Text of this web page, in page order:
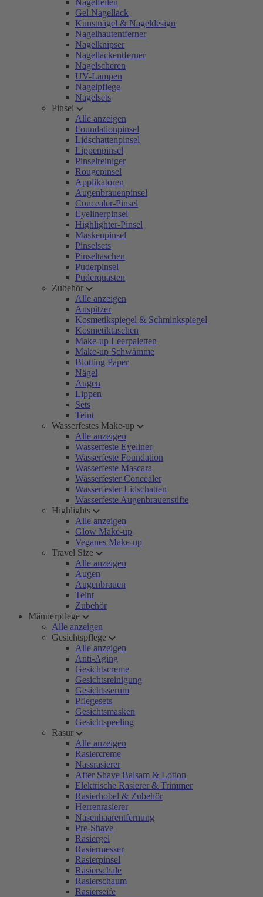
Nagelfeilen
Gel Nagellack
Kunstnägel & Nageldesign
Nagelhautentferner
Nagelknipser
Nagellackentferner
Nagelscheren
UV-Lampen
Nagelpflege
Nagelsets
Pinsel
Alle anzeigen
Foundationpinsel
Lidschattenpinsel
Lippenpinsel
Pinselreiniger
Rougepinsel
Applikatoren
Augenbrauenpinsel
Concealer-Pinsel
Eyelinerpinsel
Highlighter-Pinsel
Maskenpinsel
Pinselsets
Pinseltaschen
Puderpinsel
Puderquasten
Zubehör
Alle anzeigen
Anspitzer
Kosmetikspiegel & Schminkspiegel
Kosmetiktaschen
Make-up Leerpaletten
Make-up Schwämme
Blotting Paper
Nägel
Augen
Lippen
Sets
Teint
Wasserfestes Make-up
Alle anzeigen
Wasserfeste Eyeliner
Wasserfeste Foundation
Wasserfeste Mascara
Wasserfester Concealer
Wasserfester Lidschatten
Wasserfeste Augenbrauenstifte
Highlights
Alle anzeigen
Glow Make-up
Veganes Make-up
Travel Size
Alle anzeigen
Augen
Augenbrauen
Teint
Zubehör
Männerpflege
Alle anzeigen
Gesichtspflege
Alle anzeigen
Anti-Aging
Gesichtscreme
Gesichtsreinigung
Gesichtsserum
Pflegesets
Gesichtsmasken
Gesichtspeeling
Rasur
Alle anzeigen
Rasiercreme
Nassrasierer
After Shave Balsam & Lotion
Elektrische Rasierer & Trimmer
Rasierhobel & Zubehör
Herrenrasierer
Nasenhaarentfernung
Pre-Shave
Rasiergel
Rasiermesser
Rasierpinsel
Rasierschale
Rasierschaum
Rasierseife